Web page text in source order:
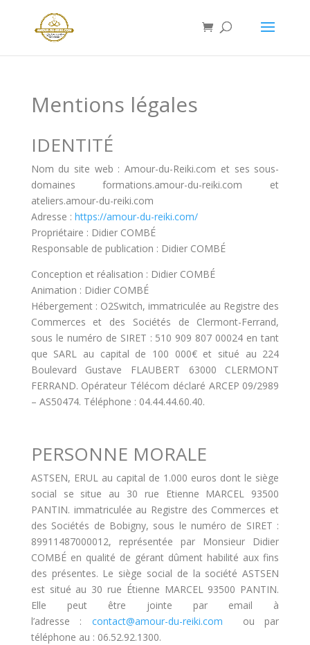
Mentions légales
IDENTITÉ
Nom du site web : Amour-du-Reiki.com et ses sous-
domaines formations.amour-du-reiki.com et
ateliers.amour-du-reiki.com
Adresse : https://amour-du-reiki.com/
Propriétaire : Didier COMBÉ
Responsable de publication : Didier COMBÉ
Conception et réalisation : Didier COMBÉ
Animation : Didier COMBÉ
Hébergement : O2Switch, immatriculée au Registre des
Commerces et des Sociétés de Clermont-Ferrand,
sous le numéro de SIRET : 510 909 807 00024 en tant
que SARL au capital de 100 000€ et situé au 224
Boulevard Gustave FLAUBERT 63000 CLERMONT
FERRAND. Opérateur Télécom déclaré ARCEP 09/2989
– AS50474. Téléphone : 04.44.44.60.40.
PERSONNE MORALE
ASTSEN, ERUL au capital de 1.000 euros dont le siège
social se situe au 30 rue Etienne MARCEL 93500
PANTIN. immatriculée au Registre des Commerces et
des Sociétés de Bobigny, sous le numéro de SIRET :
89911487000012, représentée par Monsieur Didier
COMBÉ en qualité de gérant dûment habilité aux fins
des présentes. Le siège social de la société ASTSEN
est situé au 30 rue Étienne MARCEL 93500 PANTIN.
Elle peut être jointe par email à
l’adresse : contact@amour-du-reiki.com ou par
téléphone au : 06.52.92.1300.